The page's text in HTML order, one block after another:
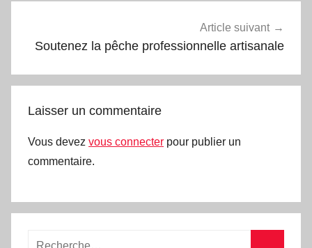
Article suivant
Soutenez la pêche professionnelle artisanale
Laisser un commentaire
Vous devez vous connecter pour publier un
commentaire.